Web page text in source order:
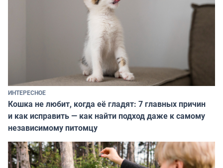
ИНТЕРЕСНОЕ
Кошка не любит, когда её гладят: 7 главных причин
и как исправить — как найти подход даже к самому
независимому питомцу